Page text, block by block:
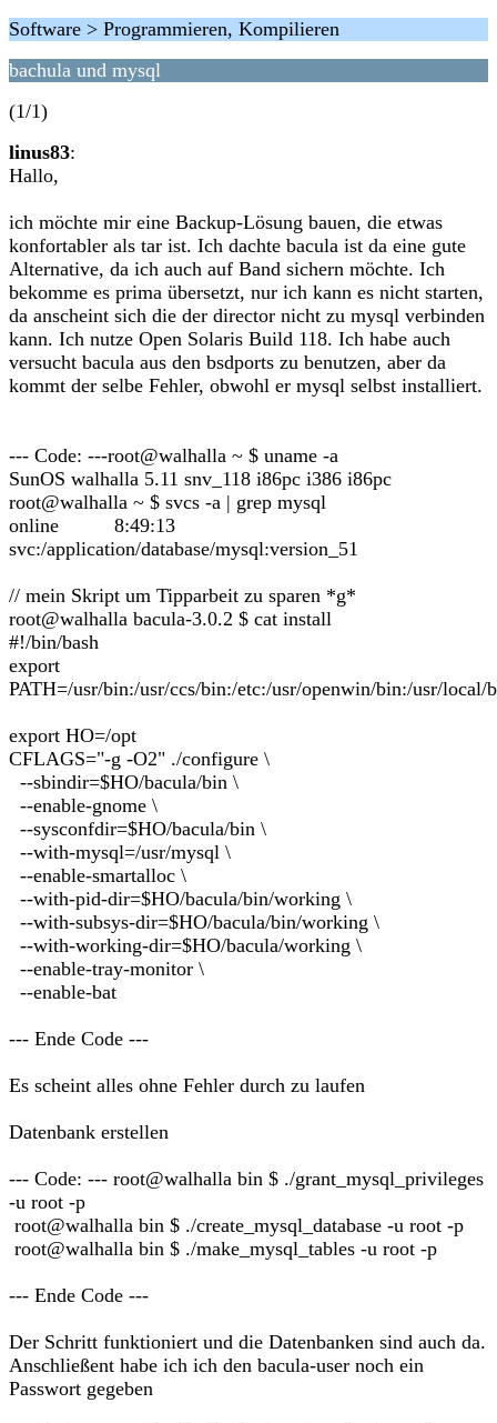
Software > Programmieren, Kompilieren
bachula und mysql
(1/1)
linus83:
Hallo,
ich möchte mir eine Backup-Lösung bauen, die etwas
konfortabler als tar ist. Ich dachte bacula ist da eine gute
Alternative, da ich auch auf Band sichern möchte. Ich
bekomme es prima übersetzt, nur ich kann es nicht starten,
da anscheint sich die der director nicht zu mysql verbinden
kann. Ich nutze Open Solaris Build 118. Ich habe auch
versucht bacula aus den bsdports zu benutzen, aber da
kommt der selbe Fehler, obwohl er mysql selbst installiert.
--- Code: ---root@walhalla ~ $ uname -a
SunOS walhalla 5.11 snv_118 i86pc i386 i86pc
root@walhalla ~ $ svcs -a | grep mysql
online 8:49:13
svc:/application/database/mysql:version_51
// mein Skript um Tipparbeit zu sparen *g*
root@walhalla bacula-3.0.2 $ cat install
#!/bin/bash
export
PATH=/usr/bin:/usr/ccs/bin:/etc:/usr/openwin/bin:/usr/
export HO=/opt
CFLAGS="-g -O2" ./configure \
--sbindir=$HO/bacula/bin \
--enable-gnome \
--sysconfdir=$HO/bacula/bin \
--with-mysql=/usr/mysql \
--enable-smartalloc \
--with-pid-dir=$HO/bacula/bin/working \
--with-subsys-dir=$HO/bacula/bin/working \
--with-working-dir=$HO/bacula/working \
--enable-tray-monitor \
--enable-bat
--- Ende Code ---
Es scheint alles ohne Fehler durch zu laufen
Datenbank erstellen
--- Code: --- root@walhalla bin $ ./grant_mysql_privileges
-u root -p
root@walhalla bin $ ./create_mysql_database -u root -p
root@walhalla bin $ ./make_mysql_tables -u root -p
--- Ende Code ---
Der Schritt funktioniert und die Datenbanken sind auch da.
Anschließent habe ich ich den bacula-user noch ein
Passwort gegeben